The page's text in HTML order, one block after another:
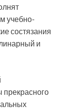
учебно-
состязания
и
прекрасного